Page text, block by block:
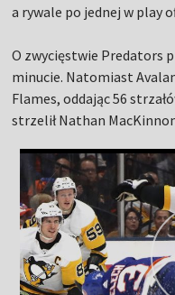
a rywale po jednej w play
O zwycięstwie Predators
minucie. Natomiast
Flames, oddając 56
strzelił Nathan